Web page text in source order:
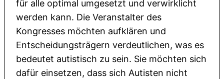
für alle optimal umgesetzt und verwirklicht
werden kann. Die Veranstalter des
Kongresses möchten aufklären und
Entscheidungsträgern verdeutlichen, was es
bedeutet autistisch zu sein. Sie möchten sich
dafür einsetzen, dass sich Autisten nicht